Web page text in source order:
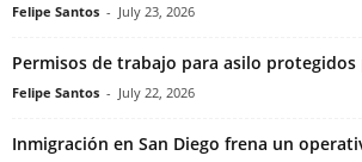
Felipe Santos - July 23, 2026
Permisos de trabajo para asilo protegidos
Felipe Santos - July 22, 2026
Inmigración en San Diego frena un